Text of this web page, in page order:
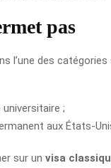
pas
des catégories
;
aux États-
sur un visa